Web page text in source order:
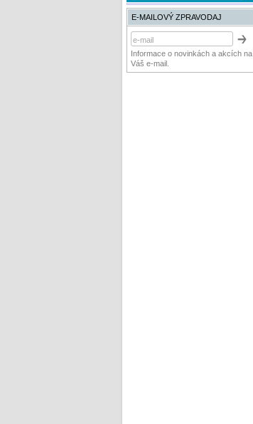
E-MAILOVÝ ZPRAVODAJ
Informace o novinkách a akcích na
Váš e-mail.